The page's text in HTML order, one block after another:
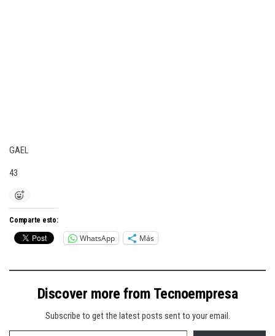
GAEL
43
Comparte esto:
WhatsApp Más
Discover more from Tecnoempresa
Subscribe to get the latest posts sent to your email.
Type your email…